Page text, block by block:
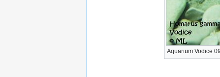
Aquarium Vodice